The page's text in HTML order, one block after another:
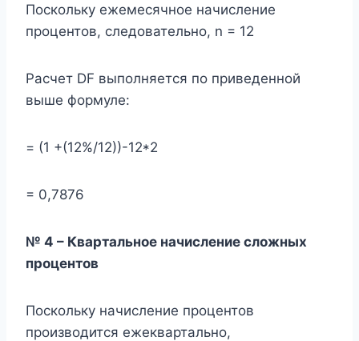
Поскольку ежемесячное начисление
процентов, следовательно, n = 12
Расчет DF выполняется по приведенной
выше формуле:
= (1 +(12%/12))-12*2
= 0,7876
№ 4 – Квартальное начисление сложных
процентов
Поскольку начисление процентов
производится ежеквартально,